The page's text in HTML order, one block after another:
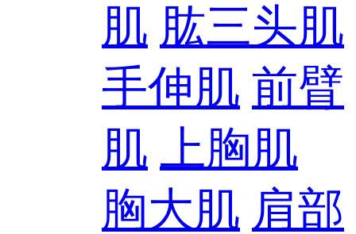
肌 肱三头肌
手伸肌 前臂
肌
上胸肌
胸大肌 肩部